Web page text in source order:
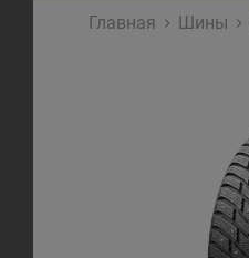
Главная Шины